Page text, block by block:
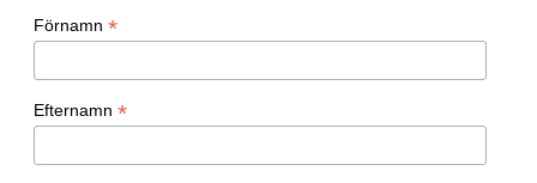
Förnamn *
Efternamn *